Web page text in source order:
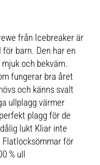
från Icebreaker är
barn. Den har en
och bekväm.
fungerar bra året
och känns svalt
ullplagg värmer
plagg för de
lukt Kliar inte
för
% ull